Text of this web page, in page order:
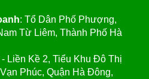
: Tổ Dân Phố Phượng,
Từ Liêm, Thành Phố Hà
- Liền Kề 2, Tiểu Khu Đô Thị
Phúc, Quận Hà Đông,